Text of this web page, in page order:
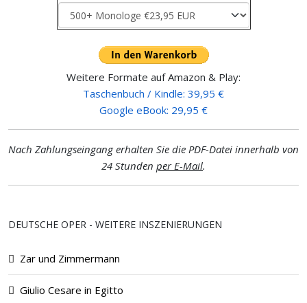
Weitere Formate auf Amazon & Play:
Taschenbuch / Kindle: 39,95 €
Google eBook: 29,95 €
Nach Zahlungseingang erhalten Sie die PDF-Datei innerhalb von
24 Stunden per E-Mail.
DEUTSCHE OPER - WEITERE INSZENIERUNGEN
Zar und Zimmermann
Giulio Cesare in Egitto